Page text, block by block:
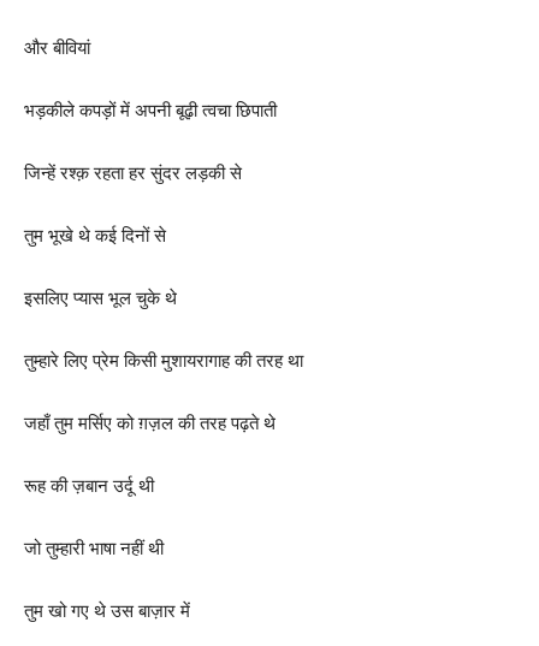
और बीवियां
भड़कीले कपड़ों में अपनी बूढ़ी त्वचा छिपाती
जिन्हें रश्क़ रहता हर सुंदर लड़की से
तुम भूखे थे कई दिनों से
इसलिए प्यास भूल चुके थे
तुम्हारे लिए प्रेम किसी मुशायरागाह की तरह था
जहाँ तुम मर्सिए को ग़ज़ल की तरह पढ़ते थे
रूह की ज़बान उर्दू थी
जो तुम्हारी भाषा नहीं थी
तुम खो गए थे उस बाज़ार में